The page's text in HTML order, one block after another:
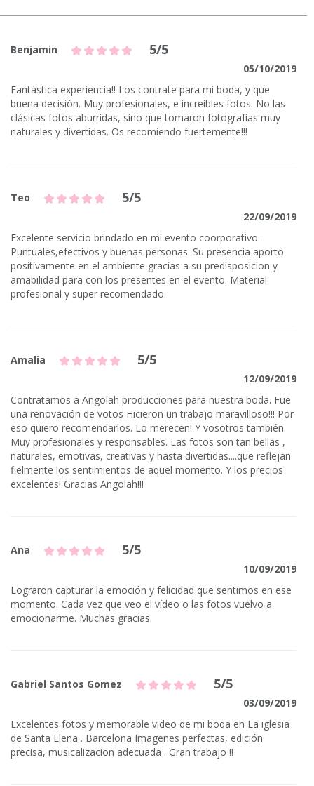
Benjamin 5/5
05/10/2019
Fantástica experiencia!! Los contrate para mi boda, y que
buena decisión. Muy profesionales, e increíbles fotos. No las
clásicas fotos aburridas, sino que tomaron fotografías muy
naturales y divertidas. Os recomiendo fuertemente!!!
Teo 5/5
22/09/2019
Excelente servicio brindado en mi evento coorporativo.
Puntuales,efectivos y buenas personas. Su presencia aporto
positivamente en el ambiente gracias a su predisposicion y
amabilidad para con los presentes en el evento. Material
profesional y super recomendado.
Amalia 5/5
12/09/2019
Contratamos a Angolah producciones para nuestra boda. Fue
una renovación de votos Hicieron un trabajo maravilloso!!! Por
eso quiero recomendarlos. Lo merecen! Y vosotros también.
Muy profesionales y responsables. Las fotos son tan bellas ,
naturales, emotivas, creativas y hasta divertidas....que reflejan
fielmente los sentimientos de aquel momento. Y los precios
excelentes! Gracias Angolah!!!
Ana 5/5
10/09/2019
Lograron capturar la emoción y felicidad que sentimos en ese
momento. Cada vez que veo el vídeo o las fotos vuelvo a
emocionarme. Muchas gracias.
Gabriel Santos Gomez 5/5
03/09/2019
Excelentes fotos y memorable video de mi boda en La iglesia
de Santa Elena . Barcelona Imagenes perfectas, edición
precisa, musicalizacion adecuada . Gran trabajo !!